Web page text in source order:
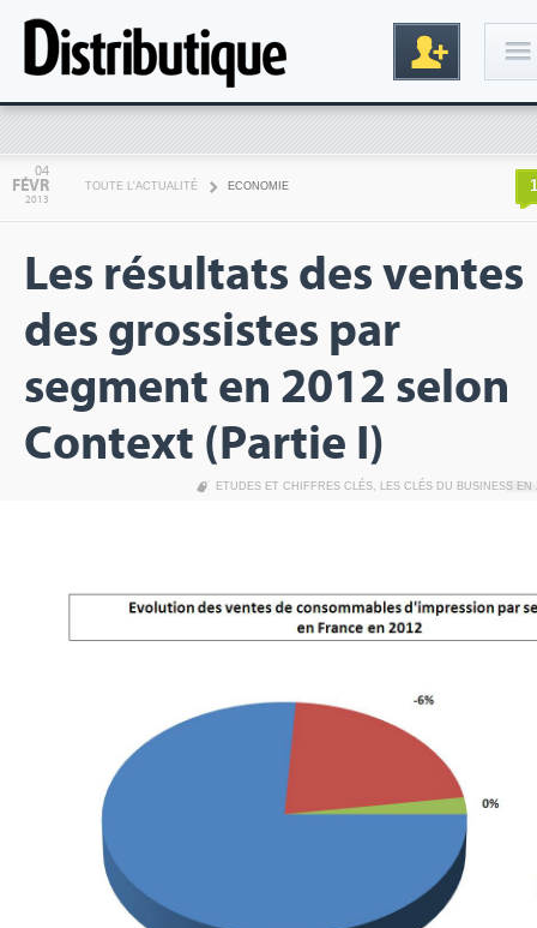
Inscription
gratuite
04
FÉVR
2013
TOUTE L'ACTUALITÉ ECONOMIE 1
Les résultats des ventes
des grossistes par
segment en 2012 selon
Context (Partie I)
ETUDES ET CHIFFRES CLÉS, LES CLÉS DU BUSINESS EN